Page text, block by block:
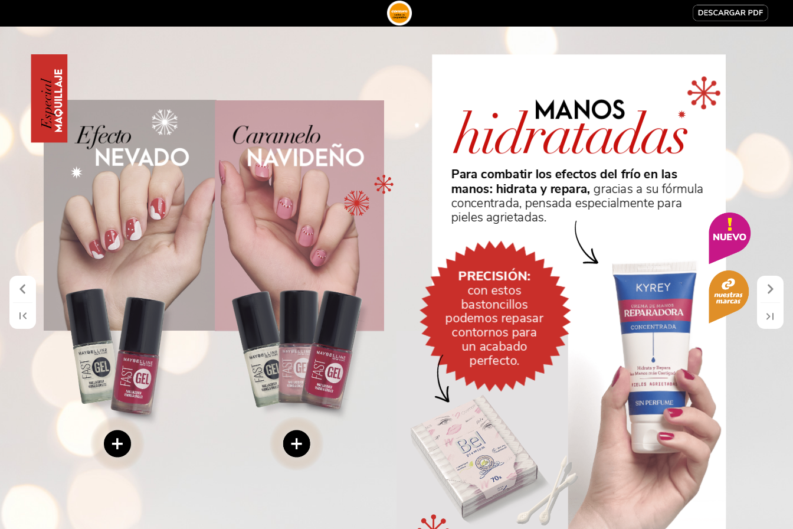
Efecto Caramelo
NEVADO NAVIDEÑO
MAQUILLAJE
Especial hidratadas
MANOS
Para combatir los efectos del frío en las
manos: hidratay repara, gracias a su fórmula
concentrada, pensada especialmente para
pieles agrietadas.
PRECISIÓN:
con estos
bastoncillos
podemos repasar
contornos para
un acabado
perfecto.